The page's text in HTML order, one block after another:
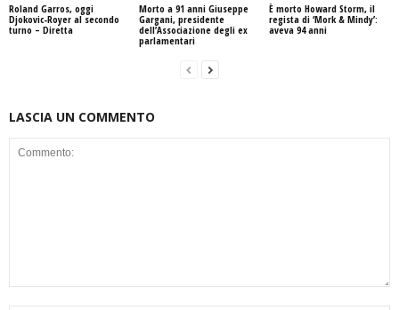
Roland Garros, oggi
Djokovic-Royer al secondo
turno – Diretta
Morto a 91 anni Giuseppe
Gargani, presidente
dell’Associazione degli ex
parlamentari
È morto Howard Storm, il
regista di ‘Mork & Mindy’:
aveva 94 anni
LASCIA UN COMMENTO